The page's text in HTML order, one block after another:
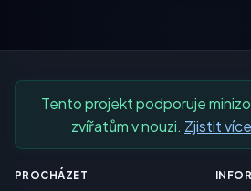
Tento projekt podporuje
zvířatům v nouzi. Zjistit
PROCHÁZET